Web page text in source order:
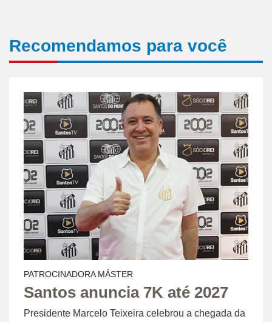
Recomendamos para você
PATROCINADORA MÁSTER
Santos anuncia 7K até 2027
Presidente Marcelo Teixeira celebrou a chegada da